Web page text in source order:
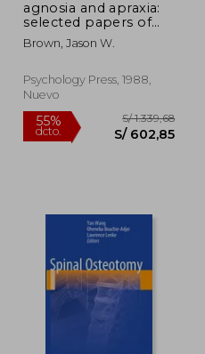
dcto. S/
agnosia and apraxia:
selected papers of
liepmann, lange, and
p tzl (en Inglés)
Brown, Jason W.
Psychology Press, 1988,
Nuevo